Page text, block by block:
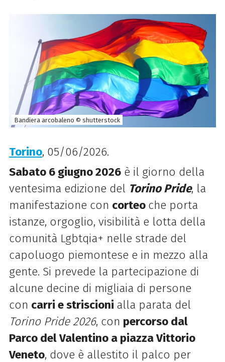
Bandiera arcobaleno © shutterstock
Torino, 05/06/2026.
Sabato 6 giugno 2026è il giorno della
ventesima edizione del Torino Pride, la
manifestazione con corteo che porta
istanze, orgoglio, visibilità e lotta della
comunità Lgbtqia+ nelle strade del
capoluogo piemontese e in mezzo alla
gente. Si prevede la partecipazione di
alcune decine di migliaia di persone
con carri e striscioni alla parata del
Torino Pride 2026, con percorso dal
Parco del Valentino a piazza Vittorio
Veneto, dove è allestito il palco per